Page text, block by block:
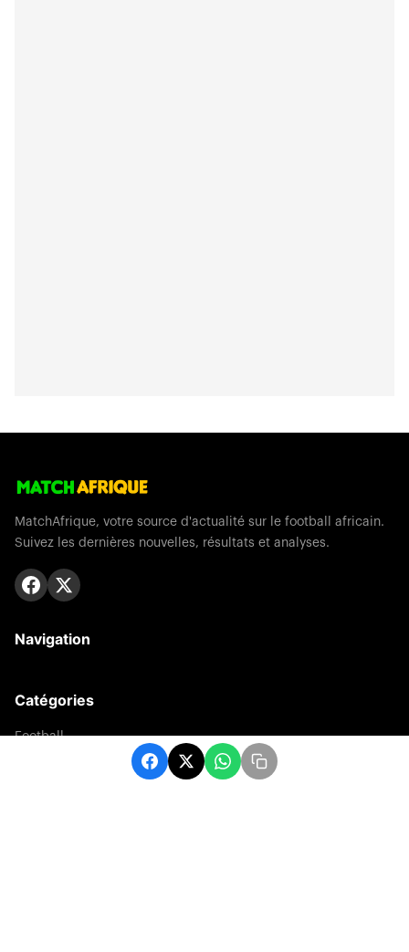
MatchAfrique, votre source d'actualité sur le football africain.
Suivez les dernières nouvelles, résultats et analyses.
Navigation
Catégories
Football